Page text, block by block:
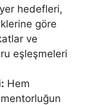
hedefleri,
göre
ve
eşleşmeleri
Hem